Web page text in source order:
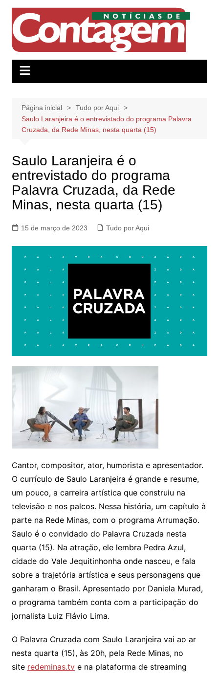
conteúdo
Página inicial
Tudo por Aqui
Saulo Laranjeira é o entrevistado do programa Palavra
Cruzada, da Rede Minas, nesta quarta (15)
Saulo Laranjeira é o
entrevistado do programa
Palavra Cruzada, da Rede
Minas, nesta quarta (15)
15 de março de 2023 Tudo por Aqui
Cantor, compositor, ator, humorista e apresentador.
O currículo de Saulo Laranjeira é grande e resume,
um pouco, a carreira artística que construiu na
televisão e nos palcos. Nessa história, um capítulo à
parte na Rede Minas, com o programa Arrumação.
Saulo é o convidado do Palavra Cruzada nesta
quarta (15). Na atração, ele lembra Pedra Azul,
cidade do Vale Jequitinhonha onde nasceu, e fala
sobre a trajetória artística e seus personagens que
ganharam o Brasil. Apresentado por Daniela Murad,
o programa também conta com a participação do
jornalista Luiz Flávio Lima.
O Palavra Cruzada com Saulo Laranjeira vai ao ar
nesta quarta (15), às 20h, pela Rede Minas, no
site redeminas.tve na plataforma de streaming